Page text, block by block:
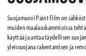
Suojamuovi Paint Film on
muiden maalauskammioissa
käyttää ja antaa täydellisen
yleissuojana rakentamisen ja